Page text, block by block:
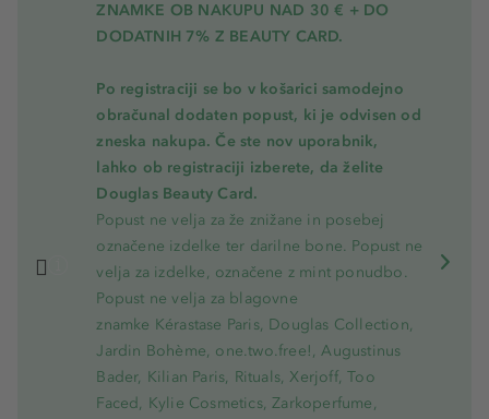
ZNAMKE OB NAKUPU NAD 30 € + DO
DODATNIH 7% Z BEAUTY CARD.
Po registraciji se bo v košarici samodejno
obračunal dodaten popust, ki je odvisen od
zneska nakupa. Če ste nov uporabnik,
lahko ob registraciji izberete, da želite
Douglas Beauty Card.
Popust ne velja za že znižane in posebej
označene izdelke ter darilne bone. Popust ne
velja za izdelke, označene z mint ponudbo.
Popust ne velja za blagovne
znamke Kérastase Paris, Douglas Collection,
Jardin Bohème, one.two.free!, Augustinus
Bader, Kilian Paris, Rituals, Xerjoff, Too
Faced, Kylie Cosmetics, Zarkoperfume,